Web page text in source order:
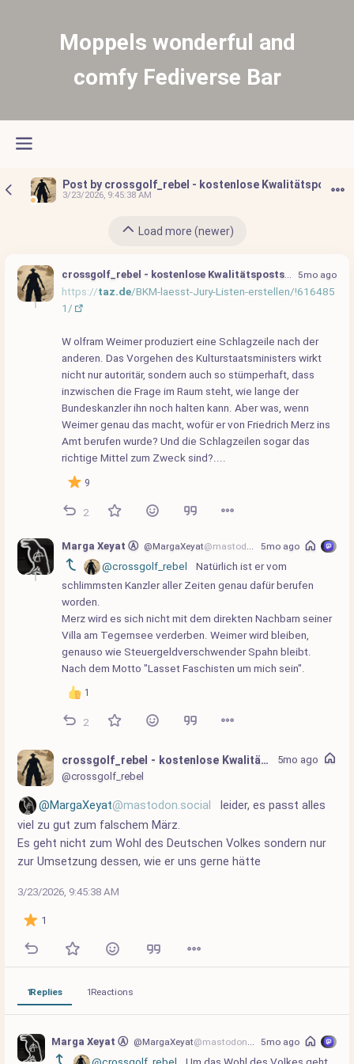
Moppels wonderful and
comfy Fediverse Bar
Post by crossgolf_rebel - kostenlose Kwalitätsposts
3/23/2026, 9:45:38 AM
Load more (newer)
crossgolf_rebel - kostenlose Kwalitätsposts 5mo ago
https://taz.de/BKM-laesst-Jury-Listen-erstellen/!616485
1/
W olfram Weimer produziert eine Schlagzeile nach der
anderen. Das Vorgehen des Kulturstaatsministers wirkt
nicht nur autoritär, sondern auch so stümperhaft, dass
inzwischen die Frage im Raum steht, wie lange der
Bundeskanzler ihn noch halten kann. Aber was, wenn
Weimer genau das macht, wofür er von Friedrich Merz ins
Amt berufen wurde? Und die Schlagzeilen sogar das
richtige Mittel zum Zweck sind?....
9
2
Marga Xeyat Ⓐ @MargaXeyat@mastodon.social 5mo ago
@crossgolf_rebel
Natürlich ist er vom
schlimmsten Kanzler aller Zeiten genau dafür berufen
worden.
Merz wird es sich nicht mit dem direkten Nachbarn seiner
Villa am Tegernsee verderben. Weimer wird bleiben,
genauso wie Steuergeldverschwender Spahn bleibt.
Nach dem Motto "Lasset Faschisten um mich sein".
1
2
crossgolf_rebel - kostenlose Kwalitätsposts
@crossgolf_rebel
5mo ago
@MargaXeyat@mastodon.social
leider, es passt alles
viel zu gut zum falschem März.
Es geht nicht zum Wohl des Deutschen Volkes sondern nur
zur Umsetzung dessen, wie er uns gerne hätte
3/23/2026, 9:45:38 AM
1
1Replies 1Reactions
Marga Xeyat Ⓐ @MargaXeyat@mastodon.social 5mo ago